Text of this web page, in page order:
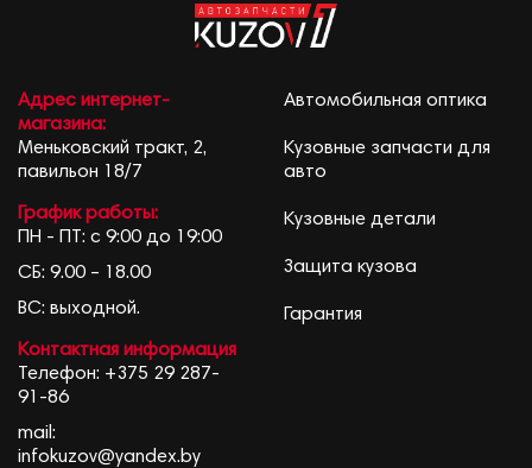
Адрес интернет-
магазина:
Меньковский тракт, 2,
павильон 18/7
График работы:
ПН - ПТ: с 9:00 до 19:00
СБ: 9.00 – 18.00
ВС: выходной.
Контактная информация
Телефон: +375 29 287-
91-86
mail:
infokuzov@yandex.by
Автомобильная оптика
Кузовные запчасти для
авто
Кузовные детали
Защита кузова
Гарантия